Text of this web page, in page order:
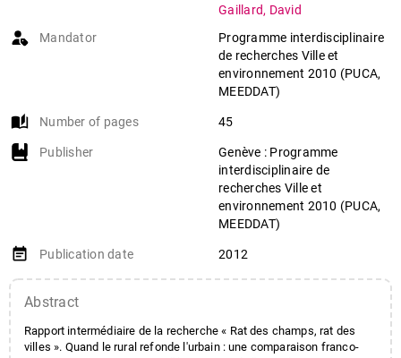
Gaillard, David
Mandator
Programme interdisciplinaire
de recherches Ville et
environnement 2010 (PUCA,
MEEDDAT)
auto_stories Number of pages 45
Publisher
Genève : Programme
interdisciplinaire de
recherches Ville et
environnement 2010 (PUCA,
MEEDDAT)
event_note Publication date 2012
Abstract
Rapport intermédiaire de la recherche « Rat des champs, rat des
villes ». Quand le rural refonde l'urbain : une comparaison franco-